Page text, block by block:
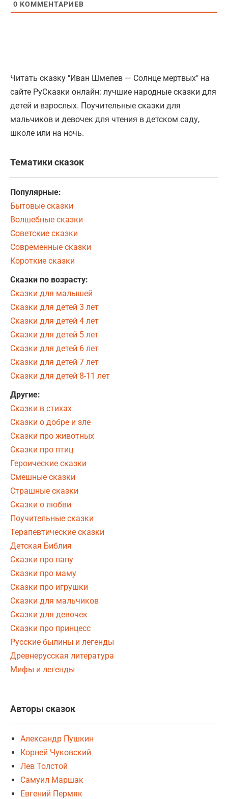
0 КОММЕНТАРИЕВ
Читать сказку "Иван Шмелев — Солнце мертвых" на
сайте РуСказки онлайн: лучшие народные сказки для
детей и взрослых. Поучительные сказки для
мальчиков и девочек для чтения в детском саду,
школе или на ночь.
Тематики сказок
Популярные:
Бытовые сказки
Волшебные сказки
Советские сказки
Современные сказки
Короткие сказки
Сказки по возрасту:
Сказки для малышей
Сказки для детей 3 лет
Сказки для детей 4 лет
Сказки для детей 5 лет
Сказки для детей 6 лет
Сказки для детей 7 лет
Сказки для детей 8-11 лет
Другие:
Сказки в стихах
Сказки о добре и зле
Сказки про животных
Сказки про птиц
Героические сказки
Смешные сказки
Страшные сказки
Сказки о любви
Поучительные сказки
Терапевтические сказки
Детская Библия
Сказки про папу
Сказки про маму
Сказки про игрушки
Сказки для мальчиков
Сказки для девочек
Сказки про принцесс
Русские былины и легенды
Древнерусская литература
Мифы и легенды
Авторы сказок
Александр Пушкин
Корней Чуковский
Лев Толстой
Самуил Маршак
Евгений Пермяк